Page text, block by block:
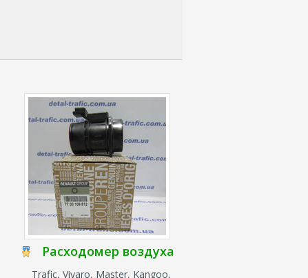
Расходомер воздуха
Trafic, Vivaro, Master, Kangoo,